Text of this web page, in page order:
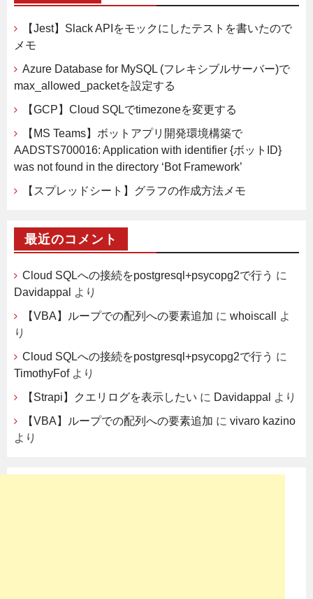
【Jest】Slack APIをモックにしたテストを書いたので
メモ
Azure Database for MySQL (フレキシブルサーバー)で
max_allowed_packetを設定する
【GCP】Cloud SQLでtimezoneを変更する
【MS Teams】ボットアプリ開発環境構築で
AADSTS700016: Application with identifier {ボットID}
was not found in the directory ‘Bot Framework’
【スプレッドシート】グラフの作成方法メモ
最近のコメント
Cloud SQLへの接続をpostgresql+psycopg2で行う に
Davidappal
より
【VBA】ループでの配列への要素追加 に whoiscall
よ
り
Cloud SQLへの接続をpostgresql+psycopg2で行う に
TimothyFofより
【Strapi】クエリログを表示したい に Davidappal
より
【VBA】ループでの配列への要素追加 に vivaro kazino
より